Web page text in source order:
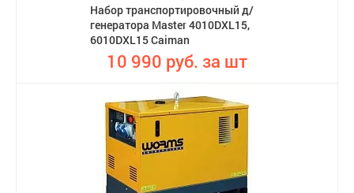
Набор транспортировочный д/
генератора Master 4010DXL15,
6010DXL15 Caiman
10 990 руб. за шт